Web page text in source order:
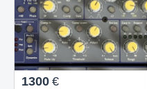
1300 €